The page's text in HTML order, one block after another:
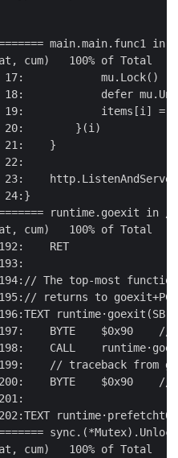
cum)   100% of Total
mu.Lock()
defer
items[i] =
}(i)
21:    }
22:
24:}
runtime.goexit
cum)   100% of Total
RET
The top-most
returns to
BYTE    $0x90    //
CALL
// traceback from
BYTE    $0x90    //
cum)   100% of Total